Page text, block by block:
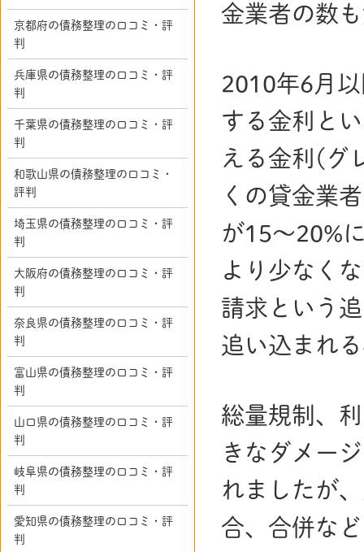
金業者の数
2010年6月
する金利と
える金利(グ
くの貸金業
が15～20%
より少なく
請求という
追い込まれ
総量規制、
きなダメー
れましたが
合、合併な
京都府の債務整理の口コミ・評
判
兵庫県の債務整理の口コミ・評
判
千葉県の債務整理の口コミ・評
判
和歌山県の債務整理の口コミ・
評判
埼玉県の債務整理の口コミ・評
判
大阪府の債務整理の口コミ・評
判
奈良県の債務整理の口コミ・評
判
富山県の債務整理の口コミ・評
判
山口県の債務整理の口コミ・評
判
岐阜県の債務整理の口コミ・評
判
愛知県の債務整理の口コミ・評
判